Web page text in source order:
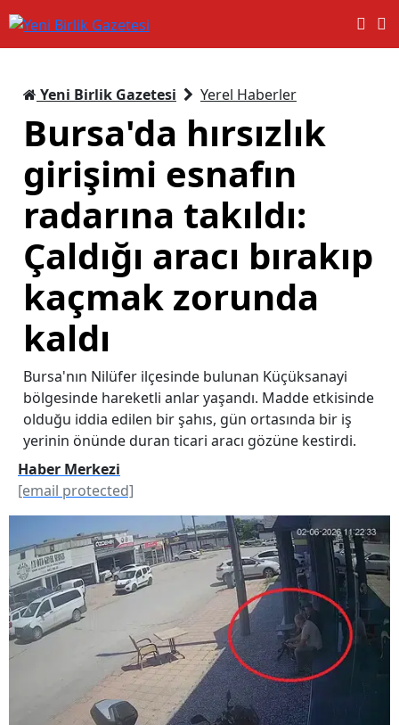
Yeni Birlik Gazetesi Yerel Haberler
Bursa'da hırsızlık
girişimi esnafın
radarına takıldı:
Çaldığı aracı bırakıp
kaçmak zorunda
kaldı
Bursa'nın Nilüfer ilçesinde bulunan Küçüksanayi
bölgesinde hareketli anlar yaşandı. Madde etkisinde
olduğu iddia edilen bir şahıs, gün ortasında bir iş
yerinin önünde duran ticari aracı gözüne kestirdi.
Haber Merkezi
[email protected]